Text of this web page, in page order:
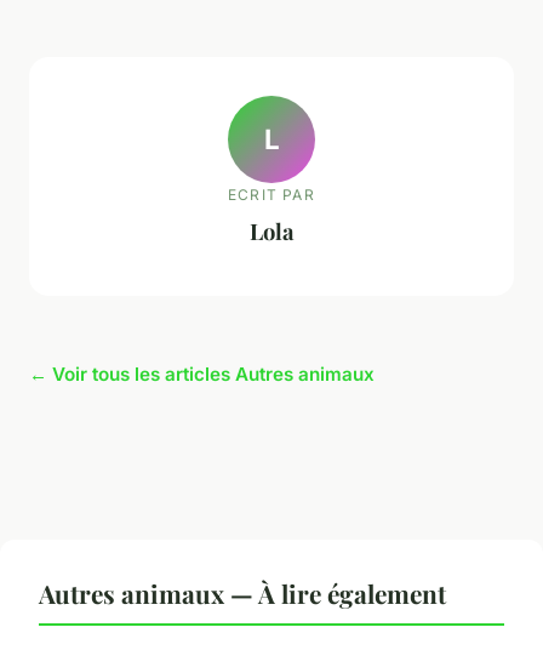
L
ECRIT PAR
Lola
← Voir tous les articles Autres animaux
Autres animaux — À lire également